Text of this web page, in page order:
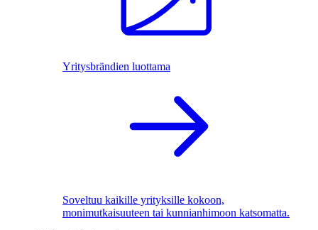
Yritysbrändien luottama
Soveltuu kaikille yrityksille kokoon,
monimutkaisuuteen tai kunnianhimoon katsomatta.